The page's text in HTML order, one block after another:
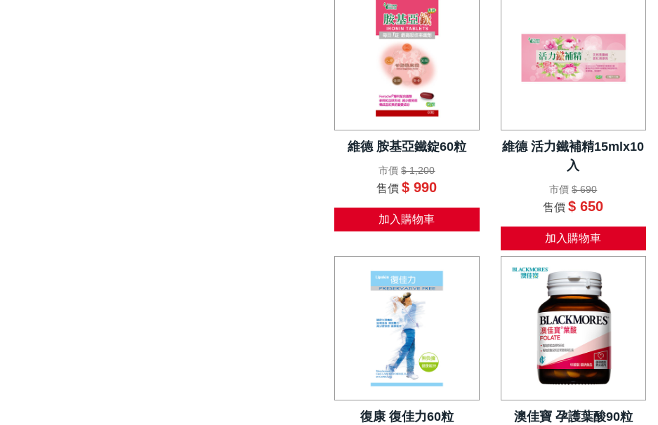
維德 胺基亞鐵錠60粒
市價 $ 1,200
售價 $ 990
加入購物車
維德 活力鐵補精15mlx10
入
市價 $ 690
售價 $ 650
加入購物車
復康 復佳力60粒 澳佳寶 孕護葉酸90粒